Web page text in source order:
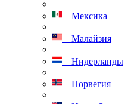
Мексика
Малайзия
Нидерланды
Норвегия